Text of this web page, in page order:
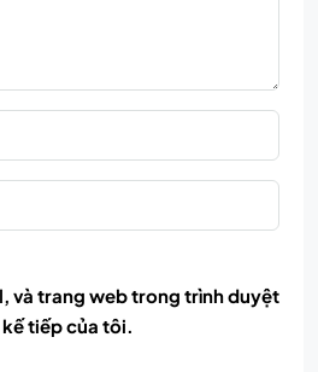
và trang web trong trình duyệt
tiếp của tôi.